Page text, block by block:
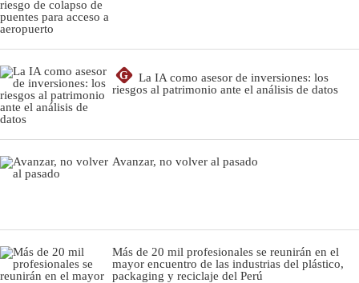
G
La IA como asesor de inversiones: los
riesgos al patrimonio ante el análisis de datos
Avanzar, no volver al pasado
Más de 20 mil profesionales se reunirán en el
mayor encuentro de las industrias del plástico,
packaging y reciclaje del Perú